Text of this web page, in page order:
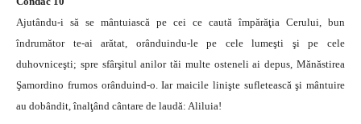
Ajutându-i să se mântuiască pe cei ce caută împărăţia Cerului, bun
îndrumător te-ai arătat, orânduindu-le pe cele lumeşti şi pe cele
duhovniceşti; spre sfârşitul anilor tăi multe osteneli ai depus, Mănăstirea
Şamordino frumos orânduind-o. Iar maicile linişte sufletească şi mântuire
au dobândit, înalţând cântare de laudă: Aliluia!